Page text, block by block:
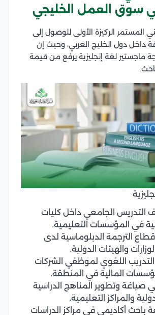
في سوق العمل الخليجي
المستمر الركيزة الأولى للوصول إلى
داخل دول الخليج العربي، وحيث إن
ماجستير لغة إنجليزية يرفع من قيمة
الجامعي داخل كليات
في المؤسسات التعليمية.
الترجمة الدبلوماسية لدى
والهيئات الدولية.
اللغوي لموظفي الشركات
المالية في المنطقة.
صياغة وتطوير المناهج الدراسية
والمراكز التعليمية.
باحث أكاديمي في مراكز الدراسات